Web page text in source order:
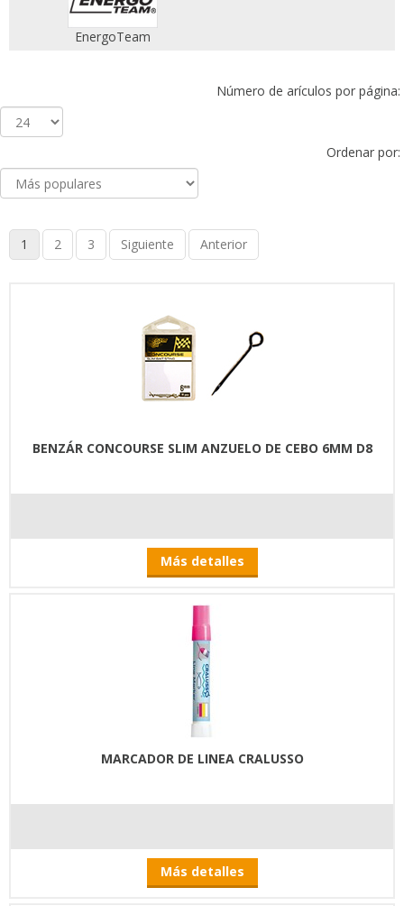
EnergoTeam
Número de arículos por página:
Ordenar por:
1 2 3 Siguiente Anterior
BENZÁR CONCOURSE SLIM ANZUELO DE CEBO 6MM D8
Más detalles
MARCADOR DE LINEA CRALUSSO
Más detalles